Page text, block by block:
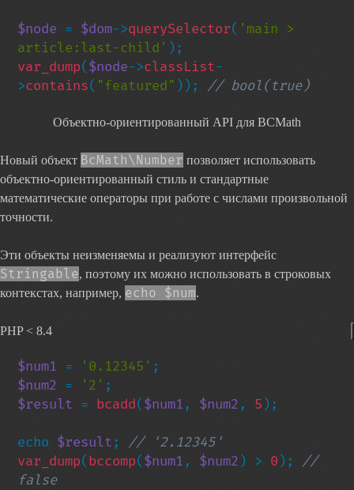
$node = $dom->querySelector( 'main >
article:last-child'
var_dump($node->classList-
>contains( "featured" )); // bool(true)
Объектно-ориентированный API для BCMath
Новый объект BcMath\Number позволяет использовать
объектно-ориентированный стиль и стандартные
математические операторы при работе с числами произвольной
точности.
Эти объекты неизменяемы и реализуют интерфейс
Stringable, поэтому их можно использовать в строковых
контекстах, например, echo $num.
PHP < 8.4
$num1 = '0.12345'
$num2 = '2'
$result = bcadd($num1 , $num2, 5 );
echo $result;
var_dump(bccomp($num1 , $num2 ) > 0 );
//
false